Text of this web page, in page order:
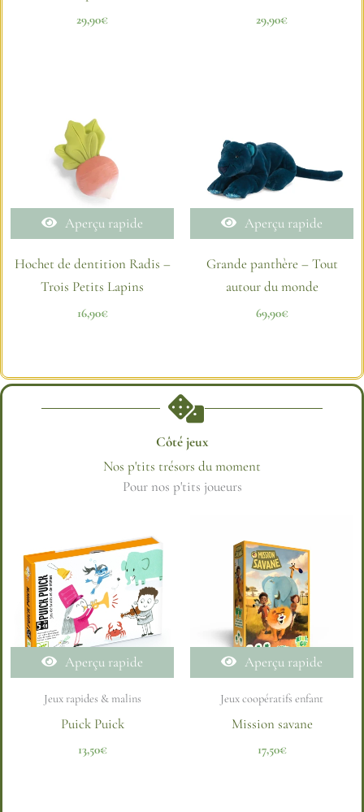
29,90€ 29,90€
Aperçu rapide
Hochet de dentition Radis –
Trois Petits Lapins
16,90€
Aperçu rapide
Grande panthère – Tout
autour du monde
69,90€
Côté jeux
Nos p'tits trésors du moment
Pour nos p'ti
Aperçu rapide
Jeux rapides & malins
Puick Puick
13,50€
Aperçu rapide
Jeux coopératifs enfant
Mission savane
17,50€